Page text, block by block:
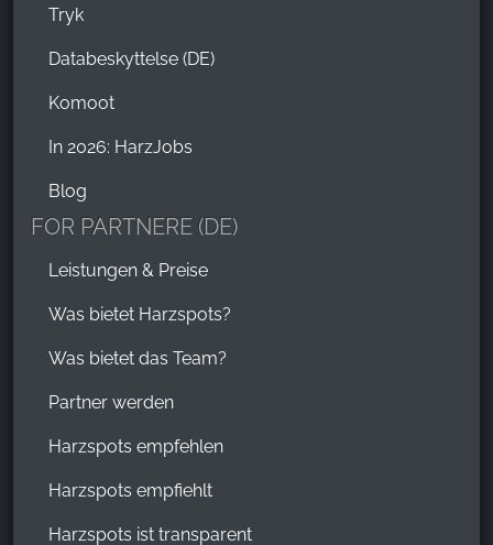
hat 😉 Leider war die Rutsche aufgrund des
das auch noch mal. Runter ging's dann mit dem
Fahrstuhl 😀
zubesteigen, allerdings finde ich es sehr schade das
der Fahrstuhl immer noch außerbetrieb ist, da fragt
auch gern ältere Menschen in dieser Höhe den Harz
Sep 21, 2025
Tryk
Databeskyttelse (DE)
Komoot
In 2026: HarzJobs
Blog
FOR PARTNERE (DE)
Leistungen & Preise
Was bietet Harzspots?
Was bietet das Team?
Partner werden
Harzspots empfehlen
Harzspots empfiehlt
Harzspots ist transparent